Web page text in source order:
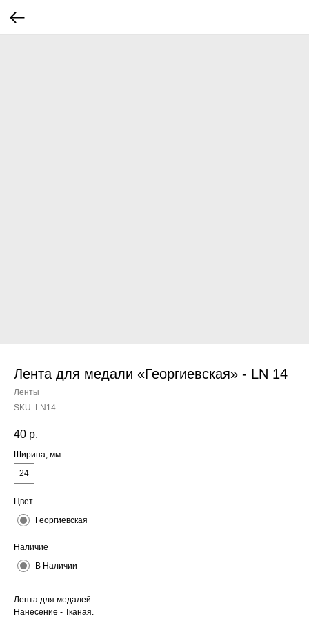
Лента для медали «Георгиевская» - LN 14
Ленты
SKU: LN14
40 р.
Ширина, мм
24
Цвет
Георгиевская
Наличие
В Наличии
Лента для медалей.
Нанесение - Тканая.